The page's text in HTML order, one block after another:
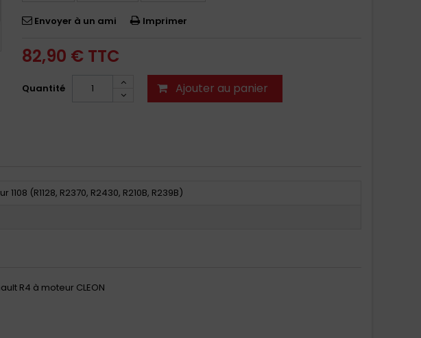
Envoyer à un ami Imprimer
82,90 € TTC
Quantité Ajouter au panier
1108 (R1128, R2370, R2430, R210B, R239B)
R4 à moteur CLEON